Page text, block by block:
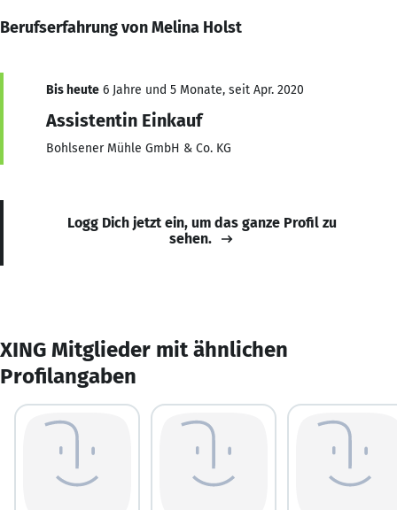
Berufserfahrung von Melina Holst
Bis heute 6 Jahre und 5 Monate, seit Apr. 2020
Assistentin Einkauf
Bohlsener Mühle GmbH & Co. KG
Logg Dich jetzt ein, um das ganze Profil zu
sehen.
XING Mitglieder mit ähnlichen
Profilangaben